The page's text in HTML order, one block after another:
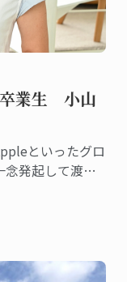
卒業生 小山
といったグロ
念発起して渡